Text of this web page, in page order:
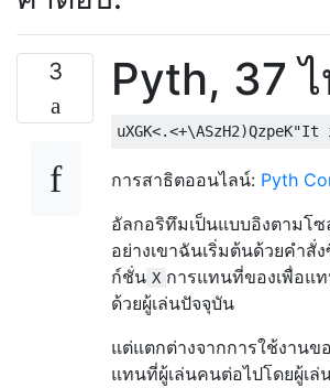
3 Pyth, 37
การสาธิตออนไลน์: Pyth
อัลกอริทึมเป็นแบบอิงตามโ
อย่างเขาฉันเริ่มต้นด้วยคำสั่
ก์ชั่น X การแทนที่ของเพื่อแ
ด้วยผู้เล่นปัจจุบัน
แต่แตกต่างจากการใช้งานข
แทนที่ผู้เล่นคนต่อไปโดยผู้เ